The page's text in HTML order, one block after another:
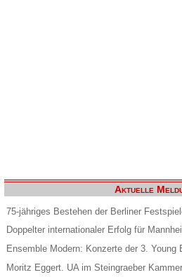
Aktuelle
75-jähriges Bestehen der Berliner
Doppelter internationaler Erfolg für
Ensemble Modern: Konzerte der 3. Young
Moritz Eggert. UA im Steingraeber